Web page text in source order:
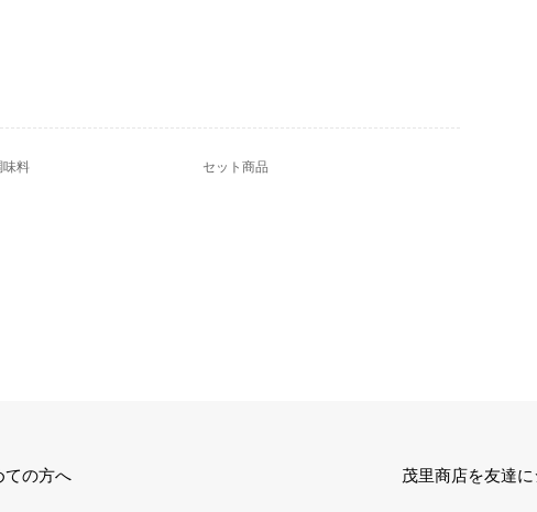
味料 セット商品
ての方へ 茂里商店を友達